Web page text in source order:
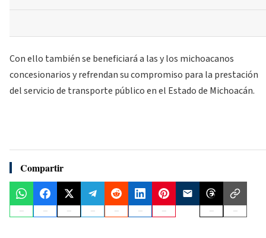
Con ello también se beneficiará a las y los michoacanos
concesionarios y refrendan su compromiso para la prestación
del servicio de transporte público en el Estado de Michoacán.
Compartir